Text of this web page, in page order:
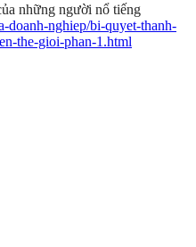
những người nổ tiếng
doanh-nghiep/bi-quyet-thanh-
the-gioi-phan-1.html